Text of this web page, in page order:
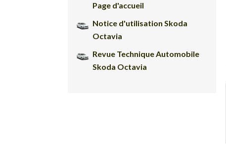
Page d'accueil
Notice d'utilisation Skoda
Octavia
Revue Technique Automobile
Skoda Octavia